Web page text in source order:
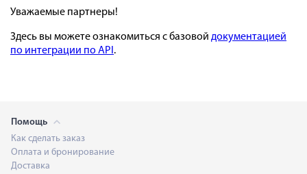
Уважаемые партнеры!
Здесь вы можете ознакомиться с базовой документацией
по интеграции по API .
Помощь
Как сделать заказ
Оплата и бронирование
Доставка